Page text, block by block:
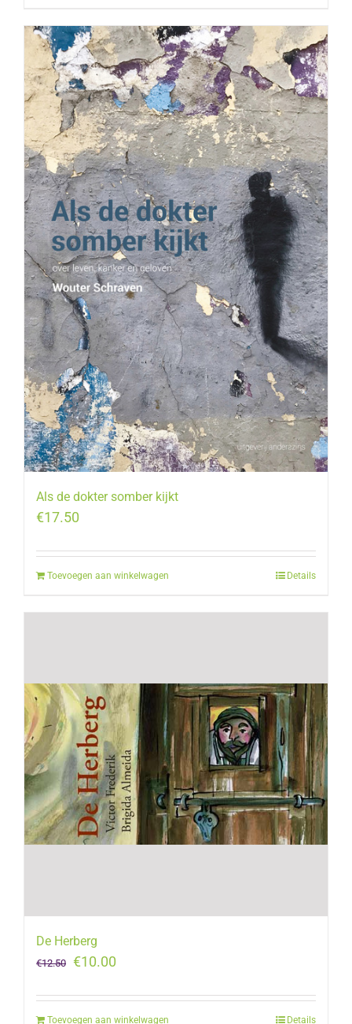
Als de dokter somber kijkt
€17.50
Toevoegen aan winkelwagen Details
De Herberg
€12.50 Oorspronkelijke
was:
€10.00
is:
Toevoegen aan winkelwagen Details